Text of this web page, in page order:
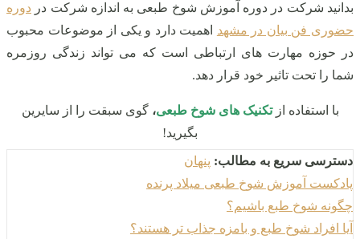
بدانید شرکت در دوره آموزش شوخ طبعی به اندازه شرکت در دوره
حضوری فن بیان در مشهد اهمیت دارد و یکی از موضوعات محبوب
در حوزه مهارت های ارتباطی است که می تواند زندگی روزمره
شما را تحت تاثیر خود قرار دهد.
با استفاده از تکنیک های شوخ طبعی،گوی سبقت را از سایرین
بگیرید!
دسترسی سریع به مطالب: پنهان
پادکست آموزش شوخ طبعی میلاد پرنده
چگونه شوخ طبع باشیم؟
آیا افراد شوخ طبع و بامزه جذاب تر هستند؟